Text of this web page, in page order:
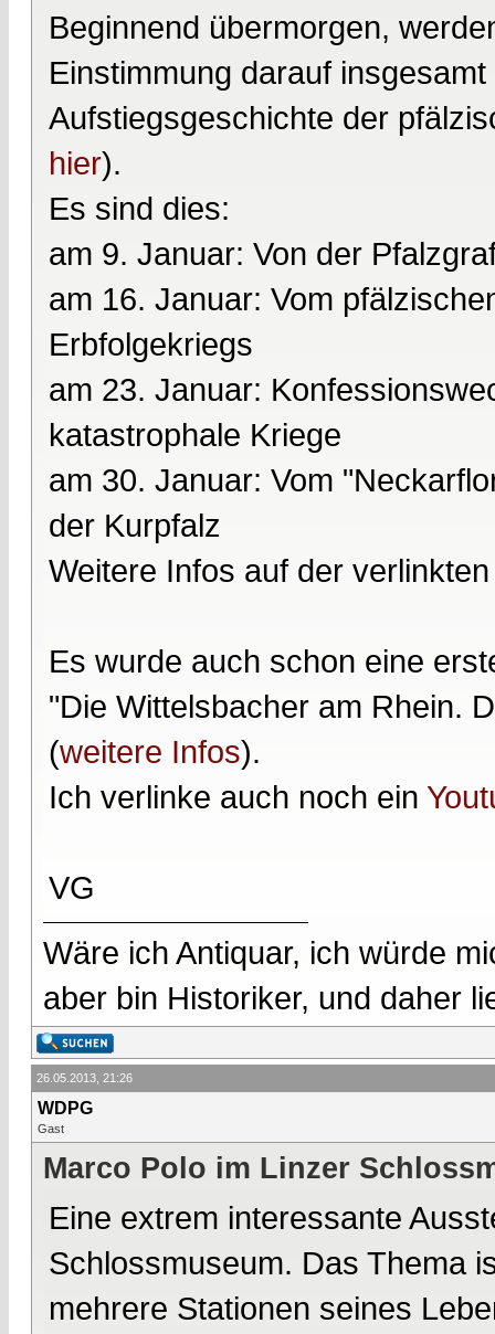
Beginnend übermorgen,
Einstimmung darauf
Aufstiegsgeschichte der
hier).
Es sind dies:
am 9. Januar: Von der
am 16. Januar: Vom
Erbfolgekriegs
am 23. Januar:
katastrophale Kriege
am 30. Januar: Vom
der Kurpfalz
Weitere Infos auf der
Es wurde auch schon eine
"Die Wittelsbacher am Rhein.
(weitere Infos).
Ich verlinke auch noch ein
VG
Wäre ich Antiquar, ich würde
aber bin Historiker, und daher
26.05.2013, 21:26
WDPG
Gast
Marco Polo im Linzer
Eine extrem interessante
Schlossmuseum. Das Thema
mehrere Stationen seines